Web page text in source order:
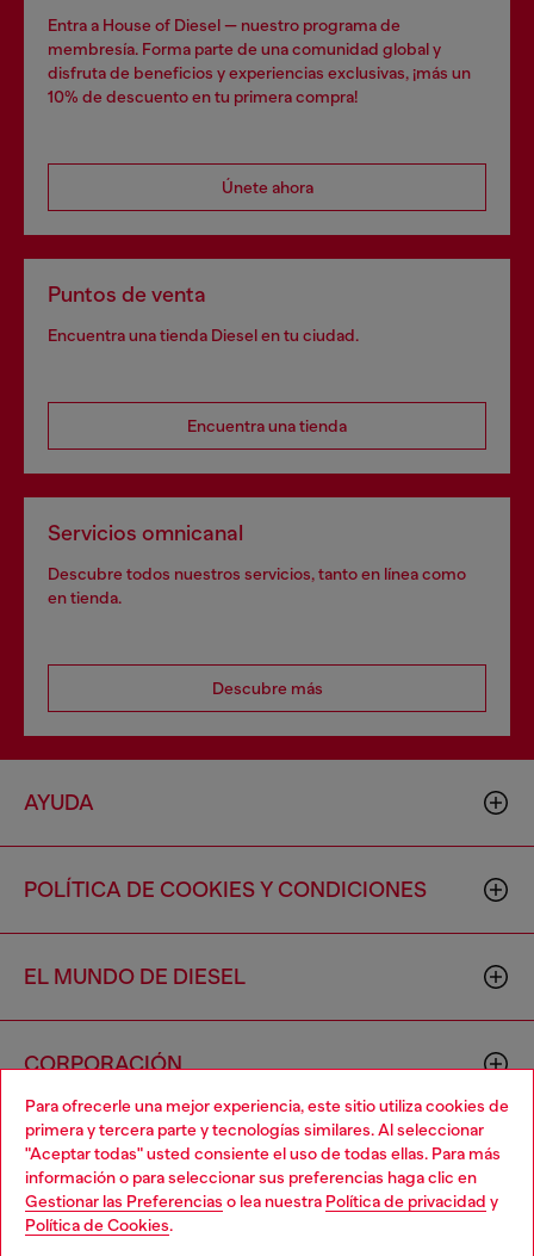
Para ofrecerle una mejor experiencia, este sitio utiliza cookies de
primera y tercera parte y tecnologías similares. Al seleccionar
"Aceptar todas" usted consiente el uso de todas ellas. Para más
información o para seleccionar sus preferencias haga clic en
Gestionar las Preferencias o lea nuestra Política de privacidad y
Política de Cookies.
Entra a House of Diesel — nuestro programa de
membresía. Forma parte de una comunidad global y
disfruta de beneficios y experiencias exclusivas, ¡más un
10% de descuento en tu primera compra!
Únete ahora
Puntos de venta
Encuentra una tienda Diesel en tu ciudad.
Encuentra una tienda
Servicios omnicanal
Descubre todos nuestros servicios, tanto en línea como
en tienda.
Descubre más
AYUDA
POLÍTICA DE COOKIES Y CONDICIONES
EL MUNDO DE DIESEL
CORPORACIÓN